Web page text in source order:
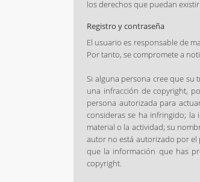
los derechos que puedan
Registro y contraseña
El usuario es responsable de
Por tanto, se compromete a
Si alguna persona cree que su
una infracción de copyright,
persona autorizada para
consideras se ha infringido; la
material o la actividad; su
autor no está autorizado por el
que la información que has
copyright.